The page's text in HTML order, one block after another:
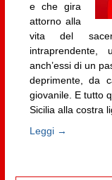
e che gira
attorno alla
vita del
anch’essi di un
deprimente, da
giovanile. E tutto
Sicilia alla costra
Leggi →